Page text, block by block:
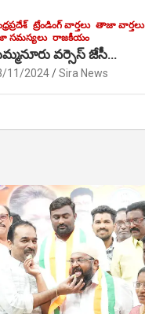
ట్రేండింగ్ వార్తలు తాజా వార్తలు
సమస్యలు రాజకీయం
వర్సెస్ జేసీ…
11/2024 Sira News